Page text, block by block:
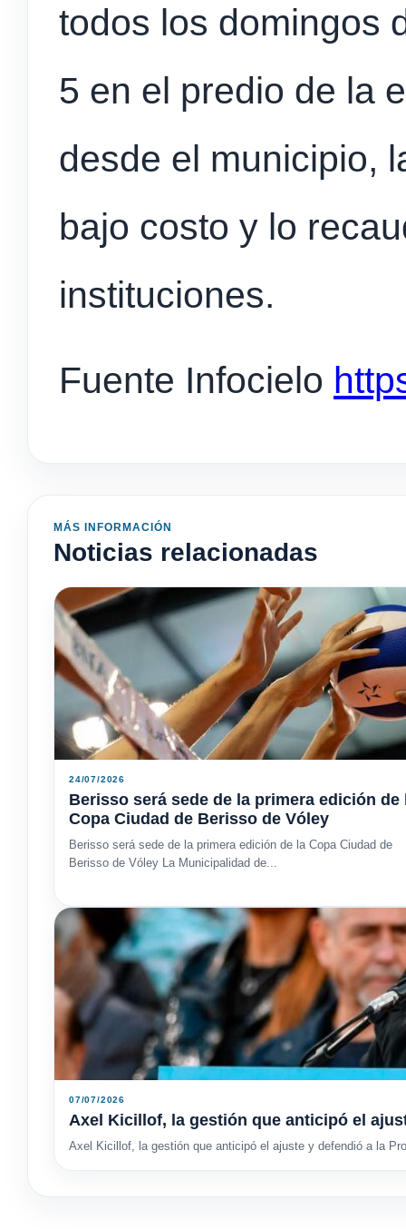
todos los domingos
5 en el predio de la
desde el municipio,
bajo costo y lo
instituciones.
Fuente Infocielo
MÁS INFORMACIÓN
Noticias relacionadas
24/07/2026
Berisso será sede de la primera edición de
Copa Ciudad de Berisso de Vóley
Berisso será sede de la primera edición de la Copa Ciudad de
Berisso de Vóley La Municipalidad de...
07/07/2026
Axel Kicillof, la gestión que anticipó el
Axel Kicillof, la gestión que anticipó el ajuste y defendió a la